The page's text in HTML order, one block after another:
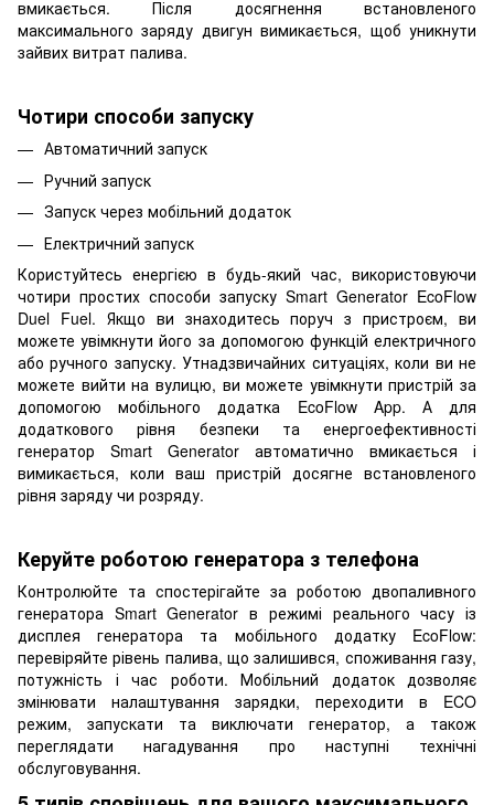
вмикається. Після досягнення встановленого
максимального заряду двигун вимикається, щоб уникнути
зайвих витрат палива.
Чотири способи запуску
Автоматичний запуск
Ручний запуск
Запуск через мобільний додаток
Електричний запуск
Користуйтесь енергією в будь-який час, використовуючи
чотири простих способи запуску Smart Generator EcoFlow
Duel Fuel. Якщо ви знаходитесь поруч з пристроєм, ви
можете увімкнути його за допомогою функцій електричного
або ручного запуску. Утнадзвичайних ситуаціях, коли ви не
можете вийти на вулицю, ви можете увімкнути пристрій за
допомогою мобільного додатка EcoFlow App. А для
додаткового рівня безпеки та енергоефективності
генератор Smart Generator автоматично вмикається і
вимикається, коли ваш пристрій досягне встановленого
рівня заряду чи розряду.
Керуйте роботою генератора з телефона
Контролюйте та спостерігайте за роботою двопаливного
генератора Smart Generator в режимі реального часу із
дисплея генератора та мобільного додатку EcoFlow:
перевіряйте рівень палива, що залишився, споживання газу,
потужність і час роботи. Мобільний додаток дозволяє
змінювати налаштування зарядки, переходити в ECO
режим, запускати та виключати генератор, а також
переглядати нагадування про наступні технічні
обслуговування.